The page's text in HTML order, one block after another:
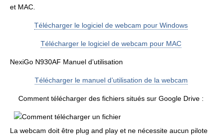
et MAC.
Télécharger le logiciel de webcam pour Windows
Télécharger le logiciel de webcam pour MAC
NexiGo N930AF Manuel d’utilisation
Télécharger le manuel d’utilisation de la webcam
Comment télécharger des fichiers situés sur Google Drive :
La webcam doit être plug and play et ne nécessite aucun pilote